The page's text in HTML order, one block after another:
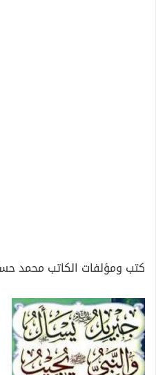
كتب ومؤلفات الكاتب محمد